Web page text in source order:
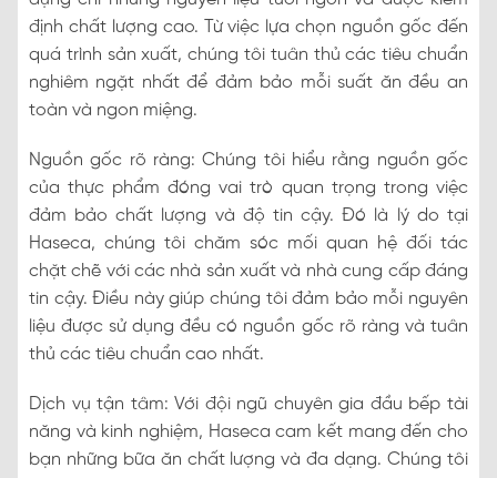
định chất lượng cao. Từ việc lựa chọn nguồn gốc đến
quá trình sản xuất, chúng tôi tuân thủ các tiêu chuẩn
nghiêm ngặt nhất để đảm bảo mỗi suất ăn đều an
toàn và ngon miệng.
Nguồn gốc rõ ràng: Chúng tôi hiểu rằng nguồn gốc
của thực phẩm đóng vai trò quan trọng trong việc
đảm bảo chất lượng và độ tin cậy. Đó là lý do tại
Haseca, chúng tôi chăm sóc mối quan hệ đối tác
chặt chẽ với các nhà sản xuất và nhà cung cấp đáng
tin cậy. Điều này giúp chúng tôi đảm bảo mỗi nguyên
liệu được sử dụng đều có nguồn gốc rõ ràng và tuân
thủ các tiêu chuẩn cao nhất.
Dịch vụ tận tâm: Với đội ngũ chuyên gia đầu bếp tài
năng và kinh nghiệm, Haseca cam kết mang đến cho
bạn những bữa ăn chất lượng và đa dạng. Chúng tôi